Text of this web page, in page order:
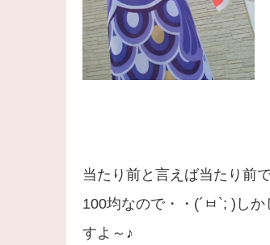
当たり前と言えば当たり前で
100均なので・・(´ㅂ`; )し
すよ～♪